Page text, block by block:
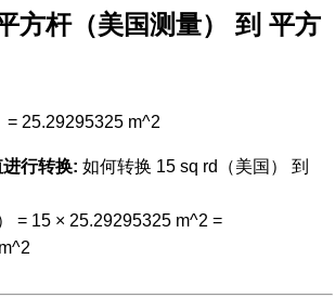
方杆（美国测量） 到 平方
= 25.29295325 m^2
行转换: 如何转换 15 sq rd（美国） 到
= 15 × 25.29295325 m^2 =